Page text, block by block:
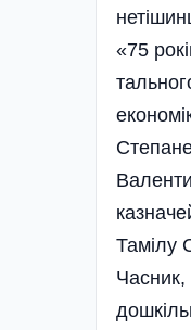
«75
Тамілу